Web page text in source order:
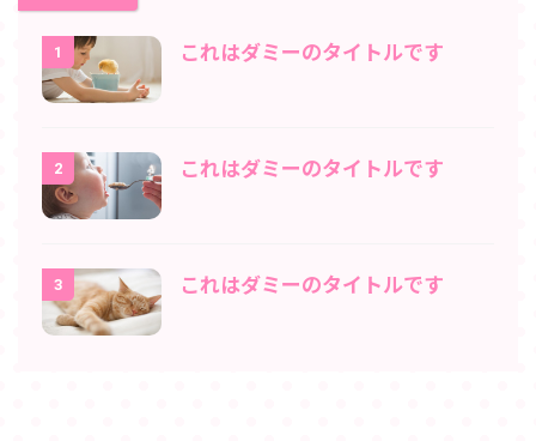
1 これはダミーのタイトルです
2 これはダミーのタイトルです
3 これはダミーのタイトルです